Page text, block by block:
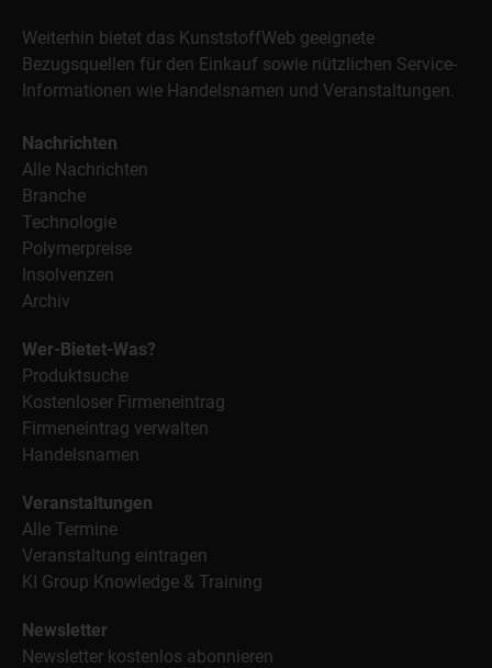
Weiterhin bietet das KunststoffWeb geeignete
Bezugsquellen für den Einkauf sowie nützlichen Service-
Informationen wie Handelsnamen und Veranstaltungen.
Nachrichten
Alle Nachrichten
Branche
Technologie
Polymerpreise
Insolvenzen
Archiv
Wer-Bietet-Was?
Produktsuche
Kostenloser Firmeneintrag
Firmeneintrag verwalten
Handelsnamen
Veranstaltungen
Alle Termine
Veranstaltung eintragen
KI Group Knowledge & Training
Newsletter
Newsletter kostenlos abonnieren